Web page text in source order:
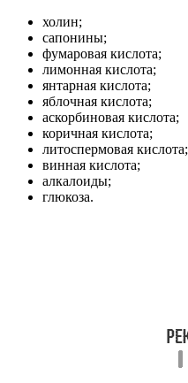
холин;
сапонины;
фумаровая кислота;
лимонная кислота;
янтарная кислота;
яблочная кислота;
аскорбиновая кислота;
коричная кислота;
литоспермовая кислота;
винная кислота;
алкалоиды;
глюкоза.